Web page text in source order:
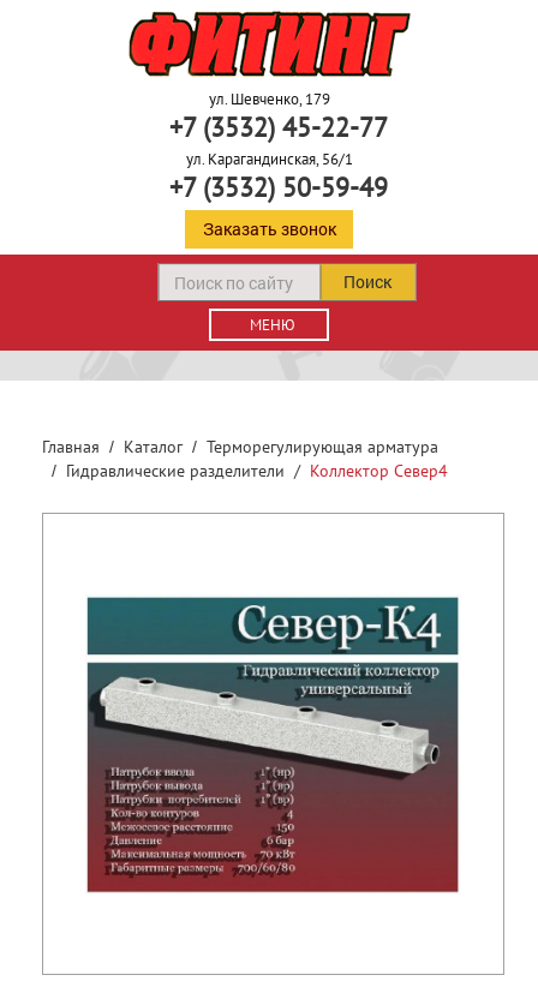
ул. Шевченко, 179
+7 (3532) 45-22-77
ул. Карагандинская, 56/1
+7 (3532) 50-59-49
Заказать звонок
МЕНЮ
Поиск
Главная Каталог
Терморегулирующая арматура
Гидравлические разделители
Коллектор Север4